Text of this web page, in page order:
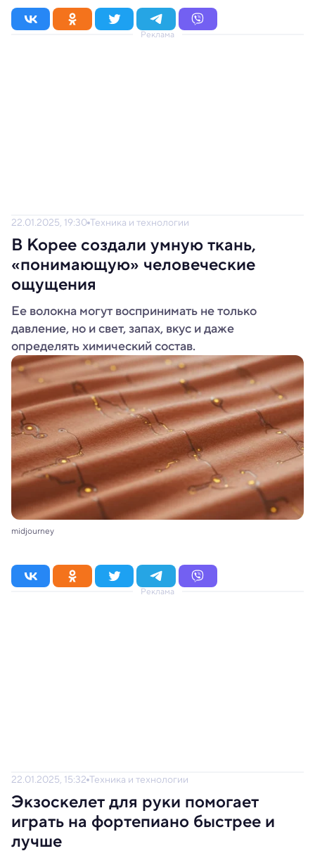
Реклама
22.01.2025, 19:30 Техника и технологии
В Корее создали умную ткань,
«понимающую» человеческие
ощущения
Ее волокна могут воспринимать не только
давление, но и свет, запах, вкус и даже
определять химический состав.
midjourney
Реклама
22.01.2025, 15:32 Техника и технологии
Экзоскелет для руки помогает
играть на фортепиано быстрее и
лучше